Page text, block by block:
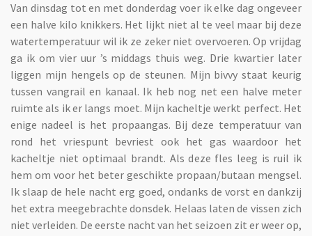
Van dinsdag tot en met donderdag voer ik elke dag ongeveer
een halve kilo knikkers. Het lijkt niet al te veel maar bij deze
watertemperatuur wil ik ze zeker niet overvoeren. Op vrijdag
ga ik om vier uur ’s middags thuis weg. Drie kwartier later
liggen mijn hengels op de steunen. Mijn bivvy staat keurig
tussen vangrail en kanaal. Ik heb nog net een halve meter
ruimte als ik er langs moet. Mijn kacheltje werkt perfect. Het
enige nadeel is het propaangas. Bij deze temperatuur van
rond het vriespunt bevriest ook het gas waardoor het
kacheltje niet optimaal brandt. Als deze fles leeg is ruil ik
hem om voor het beter geschikte propaan/butaan mengsel.
Ik slaap de hele nacht erg goed, ondanks de vorst en dankzij
het extra meegebrachte donsdek. Helaas laten de vissen zich
niet verleiden. De eerste nacht van het seizoen zit er weer op,